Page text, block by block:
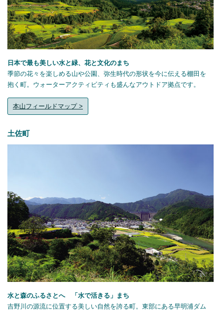
日本で最も美しい水と緑、花と文化のまち
季節の花々を楽しめる山や公園、弥生時代の形状を今に伝える棚田を
抱く町。ウォーターアクティビティも盛んなアウトドア拠点です。
本山フィールドマップ >
土佐町
水と森のふるさとへ 「水で活きる」まち
吉野川の源流に位置する美しい自然を誇る町。東部にある早明浦ダム